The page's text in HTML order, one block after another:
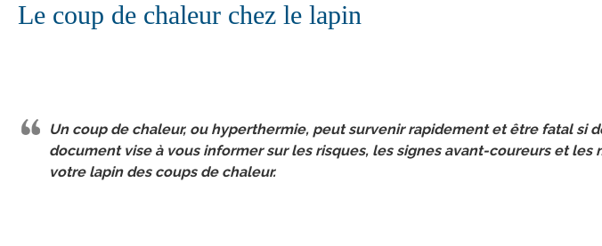
Le coup de chaleur chez le lapin
Un coup de chaleur, ou hyperthermie, peut survenir rapidement et être fatal si
document vise à vous informer sur les risques, les signes avant-coureurs et
votre lapin des coups de chaleur.